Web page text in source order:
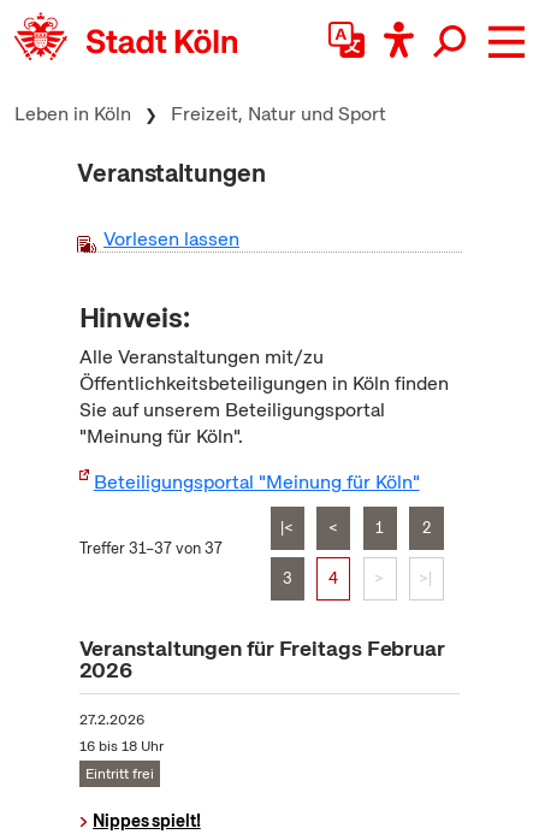
zum Inhalt springen
Leben in Köln Freizeit, Natur und Sport
Veranstaltungen
Vorlesen lassen
Hinweis:
Alle Veranstaltungen mit/zu
Öffentlichkeitsbeteiligungen in Köln finden
Sie auf unserem Beteiligungsportal
"Meinung für Köln".
Beteiligungsportal "Meinung für Köln"
Treffer 31–37 von 37
|< < 1 2
3 4 > >|
Veranstaltungen für Freitags Februar
2026
27.2.2026
16 bis 18 Uhr
Eintritt frei
Nippes spielt!